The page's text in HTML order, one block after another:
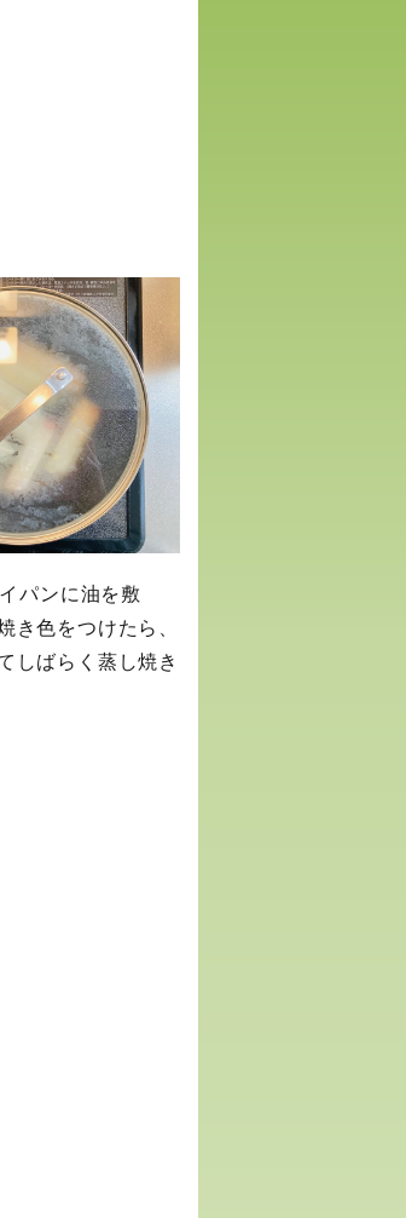
パンに油を敷
き色をつけたら、
しばらく蒸し焼き